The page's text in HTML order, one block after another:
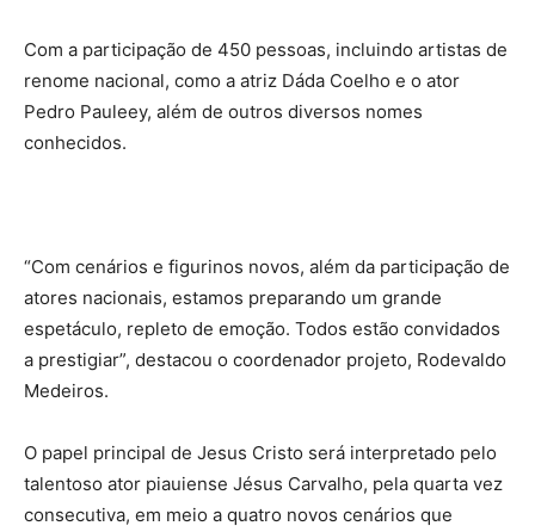
Com a participação de 450 pessoas, incluindo artistas de
renome nacional, como a atriz Dáda Coelho e o ator
Pedro Pauleey, além de outros diversos nomes
conhecidos.
“Com cenários e figurinos novos, além da participação de
atores nacionais, estamos preparando um grande
espetáculo, repleto de emoção. Todos estão convidados
a prestigiar”, destacou o coordenador projeto, Rodevaldo
Medeiros.
O papel principal de Jesus Cristo será interpretado pelo
talentoso ator piauiense Jésus Carvalho, pela quarta vez
consecutiva, em meio a quatro novos cenários que